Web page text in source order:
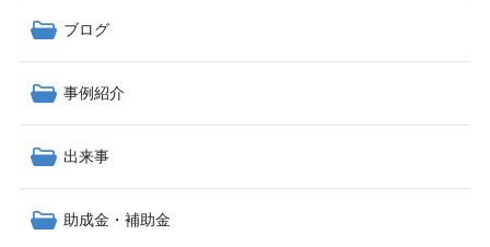
ブログ
事例紹介
出来事
助成金・補助金